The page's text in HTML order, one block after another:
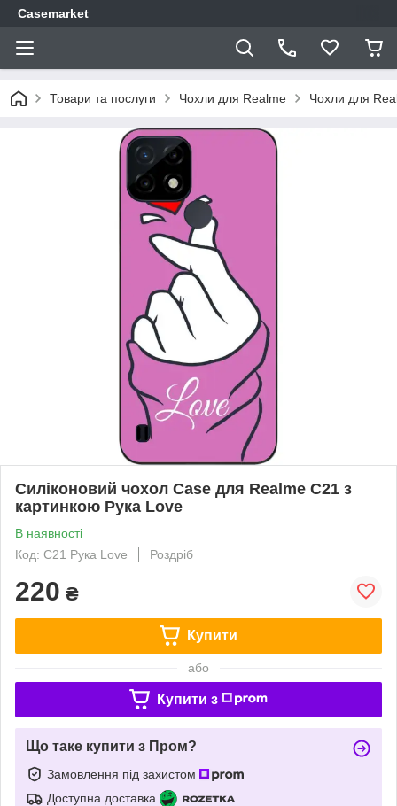
Casemarket
Товари та послуги Чохли для Realme Чохли для
Силіконовий чохол Case для Realme C21 з
картинкою Рука Love
В наявності
Код: C21 Рука Love
Роздріб
220 ₴
Купити
або
Купити з
Що таке купити з Пром?
Замовлення під захистом
Доступна доставка